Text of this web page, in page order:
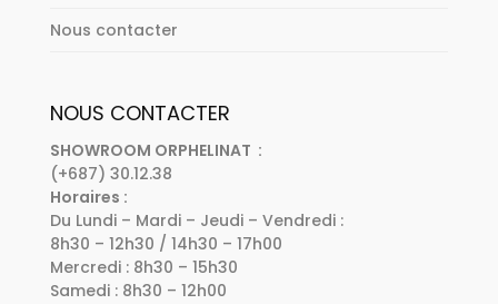
Nous contacter
NOUS CONTACTER
SHOWROOM ORPHELINAT :
(+687) 30.12.38
Horaires :
Du Lundi – Mardi – Jeudi – Vendredi :
8h30 – 12h30 / 14h30 – 17h00
Mercredi : 8h30 – 15h30
Samedi : 8h30 – 12h00